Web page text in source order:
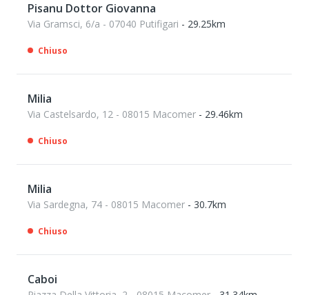
Pisanu Dottor Giovanna
Via Gramsci, 6/a - 07040 Putifigari - 29.25km
Chiuso
Milia
Via Castelsardo, 12 - 08015 Macomer - 29.46km
Chiuso
Milia
Via Sardegna, 74 - 08015 Macomer - 30.7km
Chiuso
Caboi